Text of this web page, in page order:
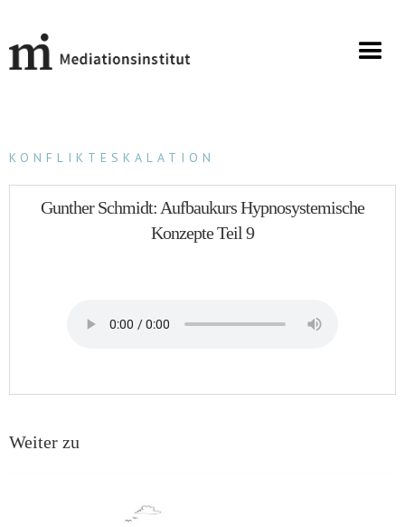
KONFLIKTESKALATION
Gunther Schmidt: Aufbaukurs Hypnosystemische
Konzepte Teil 9
Weiter zu